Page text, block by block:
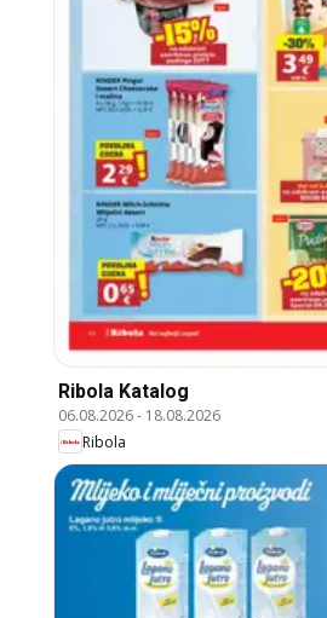
Ribola Katalog
06.08.2026- 18.08.2026
Ribola